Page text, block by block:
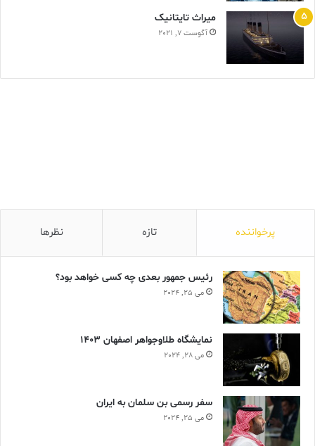
ميراث تايتانيک
آگوست 7, 2021
پرخواننده تازه نظرها
رئیس جمهور بعدی چه کسی خواهد بود؟
می 25, 2024
نمایشگاه طلاوجواهر اصفهان 1403
می 28, 2024
سفر رسمی بن سلمان به ایران
می 25, 2024